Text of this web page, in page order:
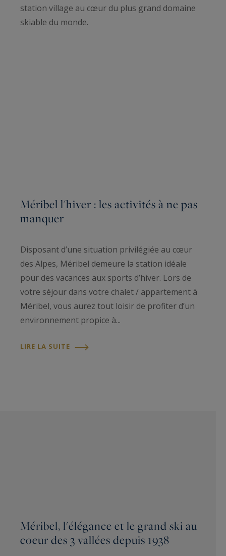
station village au cœur du plus grand domaine
skiable du monde.
Méribel l'hiver : les activités à ne pas
manquer
Disposant d’une situation privilégiée au cœur
des Alpes, Méribel demeure la station idéale
pour des vacances aux sports d’hiver. Lors de
votre séjour dans votre chalet / appartement à
Méribel, vous aurez tout loisir de profiter d’un
environnement propice à...
LIRE LA SUITE
Méribel, l'élégance et le grand ski au
coeur des 3 vallées depuis 1938